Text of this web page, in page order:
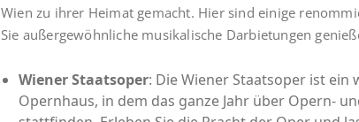
Wien zu ihrer Heimat gemacht. Hier sind einige
Sie außergewöhnliche musikalische Darbietungen
Wiener Staatsoper: Die Wiener Staatsoper ist
Opernhaus, in dem das ganze Jahr über Opern-